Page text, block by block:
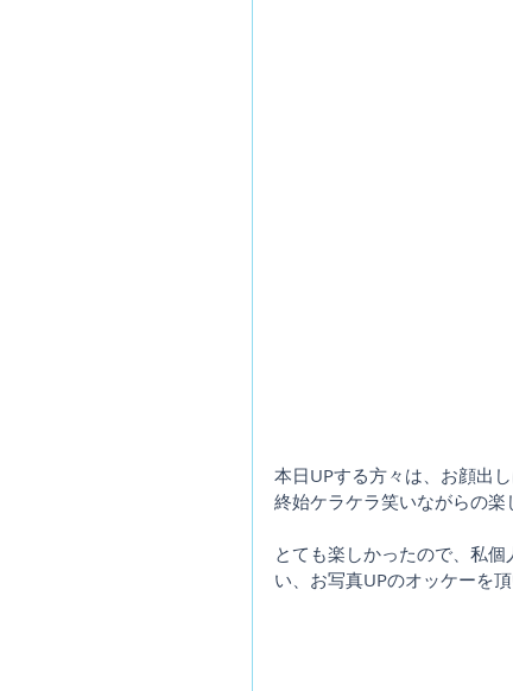
本日UPする方々は、お顔出
終始ケラケラ笑いながらの
とても楽しかったので、私
い、お写真UPのオッケーを頂